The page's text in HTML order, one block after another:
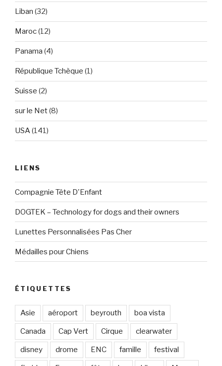
Liban (32)
Maroc(12)
Panama (4)
République Tchèque (1)
Suisse (2)
sur le Net(8)
USA(141)
LIENS
Compagnie Tête D'Enfant
DOGTEK – Technology for dogs and their owners
Lunettes Personnalisées Pas Cher
Médailles pour Chiens
ÉTIQUETTES
Asie aéroport beyrouth boa vista
Canada Cap Vert Cirque clearwater
disney drome ENC famille festival